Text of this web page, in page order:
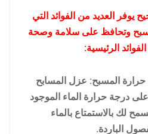
العديد من الفوائد التي
وتحافظ على سلامة وصحة
الرئيسية:
المسبح: عزل المسابح
درجة حرارة الماء الموجود
لك بالاستمتاع بالماء
الباردة.